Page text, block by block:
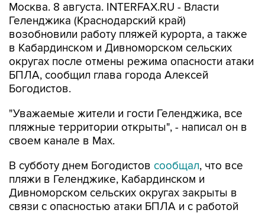
Москва. 8 августа. INTERFAX.RU - Власти
Геленджика (Краснодарский край)
возобновили работу пляжей курорта, а также
в Кабардинском и Дивноморском сельских
округах после отмены режима опасности атаки
БПЛА, сообщил глава города Алексей
Богодистов.
"Уважаемые жители и гости Геленджика, все
пляжные территории открыты", - написал он в
своем канале в Max.
В субботу днем Богодистов сообщал, что все
пляжи в Геленджике, Кабардинском и
Дивноморском сельских округах закрыты в
связи с опасностью атаки БПЛА и с работой